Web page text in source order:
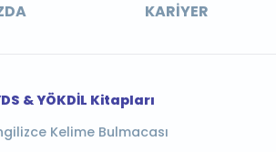
KARIYER
& YÖKDİL Kitapları
Kelime Bulmacası